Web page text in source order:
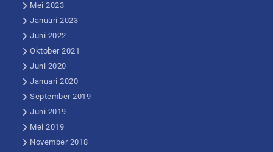
Mei 2023
Januari 2023
Juni 2022
Oktober 2021
Juni 2020
Januari 2020
September 2019
Juni 2019
Mei 2019
November 2018